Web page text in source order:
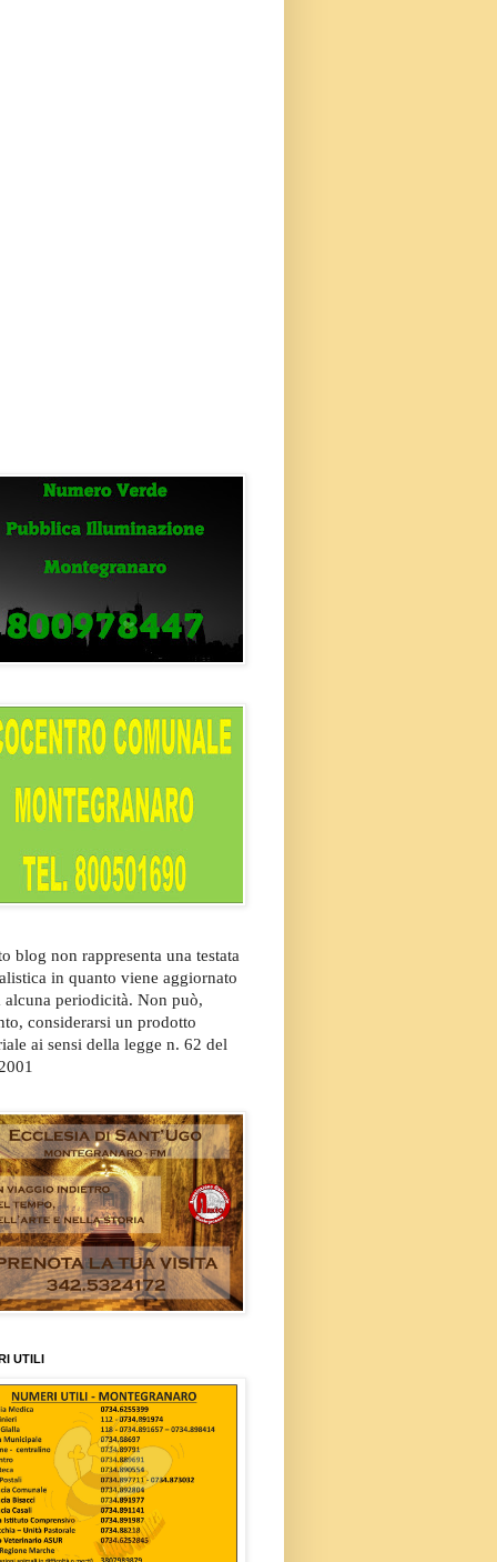
blog non rappresenta una testata
in quanto viene aggiornato
alcuna periodicità. Non può,
considerarsi un prodotto
ai sensi della legge n. 62 del
UTILI